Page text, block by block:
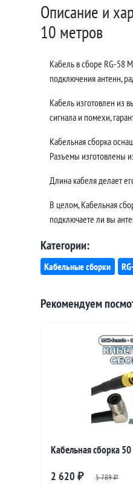
Описание и
10 метров
Кабель в сборе RG-58
подключения антенн,
Кабель изготовлен из
сигнала и помехи,
Кабельная сборка
Разъемы изготовлены
Длина кабеля делает
В целом, Кабельная
подключаете ли вы
Категории:
Кабельные сборки
Рекомендуем
Кабельная сборка
(угловой), 30 метров
2 620 ₽ 5 789₽